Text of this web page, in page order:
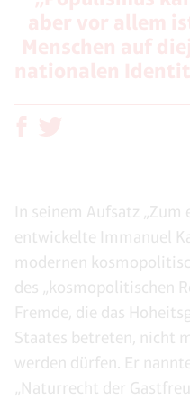
In seinem Aufsatz „Zum
entwickelte Immanuel
modernen
des „kosmopolitischen
Fremde, die das
Staates betreten, nicht
werden dürfen. Er
„Naturrecht der